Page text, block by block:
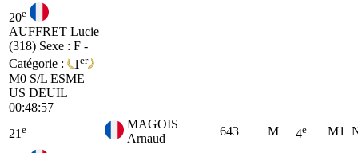
20e
AUFFRET Lucie
(318) Sexe : F -
Catégorie :
1 er
M0 S/L ESME
US DEUIL
00:48:57
21 e
MAGOIS
Arnaud
643 M 4e M1